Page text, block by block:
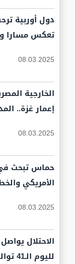
دول أوربية
تعكس مسارا
08.03.2025
الخارجية
إعمار غزة..
08.03.2025
حماس تبحث في
الأمريكي
08.03.2025
الاحتلال
لليوم الـ41 تواليا